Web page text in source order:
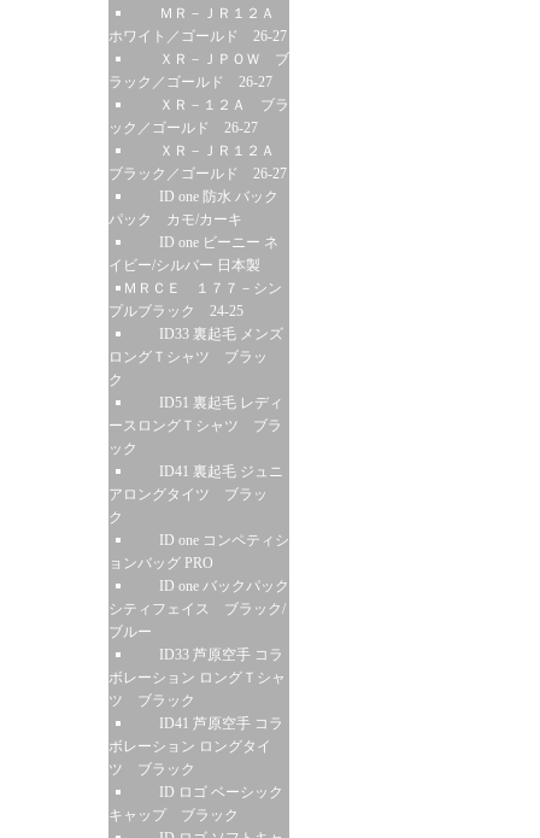
ＭＲ－ＪＲ１２Ａ
ホワイト／ゴールド 26-27
ＸＲ－ＪＰＯＷ ブ
ラック／ゴールド 26-27
ＸＲ－１２Ａ ブラ
ック／ゴールド 26-27
ＸＲ－ＪＲ１２Ａ
ブラック／ゴールド 26-27
ID one 防水 バック
パック カモ/カーキ
ID one ビーニー ネ
イビー/シルバー 日本製
ＭＲＣＥ １７７－シン
プルブラック 24-25
ID33 裏起毛 メンズ
ロングＴシャツ ブラッ
ク
ID51 裏起毛 レディ
ースロングＴシャツ ブラ
ック
ID41 裏起毛 ジュニ
アロングタイツ ブラッ
ク
ID one コンペティシ
ョンバッグ PRO
ID one バックパック
シティフェイス ブラック/
ブルー
ID33 芦原空手 コラ
ボレーション ロングＴシャ
ツ ブラック
ID41 芦原空手 コラ
ボレーション ロングタイ
ツ ブラック
ID ロゴ ベーシック
キャップ ブラック